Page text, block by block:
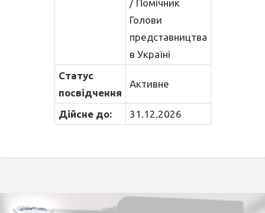
/ Помічник
Голови
представництва
в Україні
Статус
посвідчення
Активне
Дійсне до: 31.12.2026